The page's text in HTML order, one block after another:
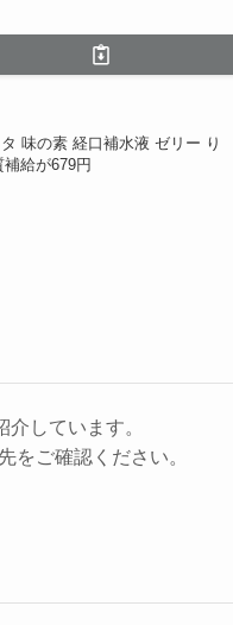
味の素 経口補水液 ゼリー り
給が679円
しています。
をご確認ください。